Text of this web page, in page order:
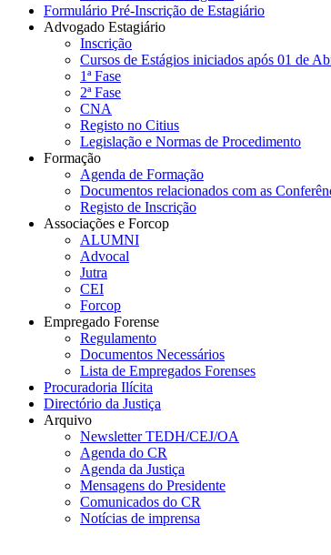
Formulário Pré-Inscrição de Estagiário
Advogado Estagiário
Inscrição
Cursos de Estágios iniciados após 01 de
1ª Fase
2ª Fase
CNA
Registo no Citius
Legislação e Normas de Procedimento
Formação
Agenda de Formação
Documentos relacionados com as
Registo de Inscrição
Associações e Forcop
ALUMNI
Advocal
Jutra
CEI
Forcop
Empregado Forense
Regulamento
Documentos Necessários
Lista de Empregados Forenses
Procuradoria Ilícita
Directório da Justiça
Arquivo
Newsletter TEDH/CEJ/OA
Agenda do CR
Agenda da Justiça
Mensagens do Presidente
Comunicados do CR
Notícias de imprensa